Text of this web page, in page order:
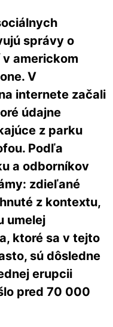
správy o
americkom
V
internete začali
údajne
z parku
Podľa
a odborníkov
zdieľané
z kontextu,
umelej
ktoré sa v tejto
sú dôsledne
erupcii
pred 70 000